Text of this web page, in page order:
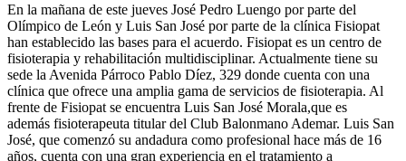
En la mañana de este jueves José Pedro Luengo por parte del
Olímpico de León y Luis San José por parte de la clínica Fisiopat
han establecido las bases para el acuerdo. Fisiopat es un centro de
fisioterapia y rehabilitación multidisciplinar. Actualmente tiene su
sede la Avenida Párroco Pablo Díez, 329 donde cuenta con una
clínica que ofrece una amplia gama de servicios de fisioterapia. Al
frente de Fisiopat se encuentra Luis San José Morala,que es
además fisioterapeuta titular del Club Balonmano Ademar. Luis San
José, que comenzó su andadura como profesional hace más de 16
años, cuenta con una gran experiencia en el tratamiento a